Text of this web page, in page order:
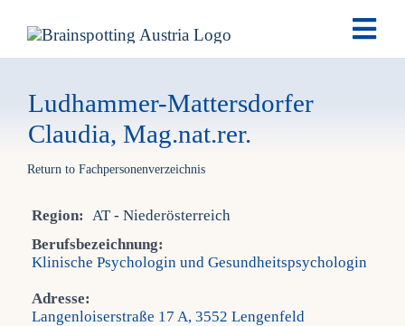
Ludhammer-Mattersdorfer
Claudia, Mag.nat.rer.
Return to Fachpersonenverzeichnis
Region:
AT - Niederösterreich
Berufsbezeichnung:
Klinische Psychologin und Gesundheitspsychologin
Adresse:
Langenloiserstraße 17 A, 3552 Lengenfeld